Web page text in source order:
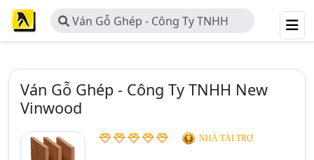
Ván Gỗ Ghép - Công Ty TNHH
New Vinwood
Ván Gỗ Ghép - Công Ty TNHH New
Vinwood
NHÀ TÀI TRỢ